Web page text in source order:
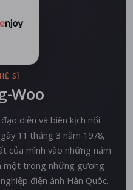
SĨ
Woo
diễn và biên kịch nổi
11 tháng 3 năm 1978,
của mình vào những năm
một trong những gương
điện ảnh Hàn Quốc.